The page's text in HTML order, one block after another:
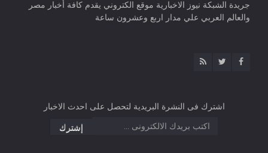
جريدة الشبكة نيوز الاخبارية موقع الكتروني يقدم كافة أخبار مصر
والعالم العربي علي مدار اربع وعشرون ساعة
اشترك فى النشرة البريدية لتحصل على احدث الاخبار